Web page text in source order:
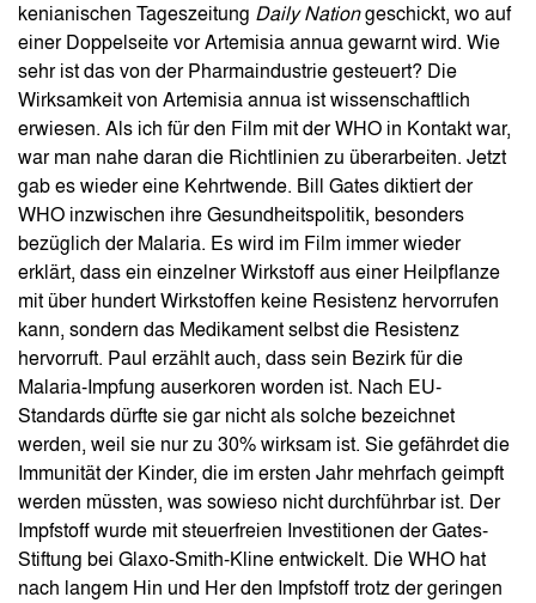
kenianischen Tageszeitung Daily Nationgeschickt, wo auf
einer Doppelseite vor Artemisia annua gewarnt wird. Wie
sehr ist das von der Pharmaindustrie gesteuert? Die
Wirksamkeit von Artemisia annua ist wissenschaftlich
erwiesen. Als ich für den Film mit der WHO in Kontakt war,
war man nahe daran die Richtlinien zu überarbeiten. Jetzt
gab es wieder eine Kehrtwende. Bill Gates diktiert der
WHO inzwischen ihre Gesundheitspolitik, besonders
bezüglich der Malaria. Es wird im Film immer wieder
erklärt, dass ein einzelner Wirkstoff aus einer Heilpflanze
mit über hundert Wirkstoffen keine Resistenz hervorrufen
kann, sondern das Medikament selbst die Resistenz
hervorruft. Paul erzählt auch, dass sein Bezirk für die
Malaria-Impfung auserkoren worden ist. Nach EU-
Standards dürfte sie gar nicht als solche bezeichnet
werden, weil sie nur zu 30% wirksam ist. Sie gefährdet die
Immunität der Kinder, die im ersten Jahr mehrfach geimpft
werden müssten, was sowieso nicht durchführbar ist. Der
Impfstoff wurde mit steuerfreien Investitionen der Gates-
Stiftung bei Glaxo-Smith-Kline entwickelt. Die WHO hat
nach langem Hin und Her den Impfstoff trotz der geringen